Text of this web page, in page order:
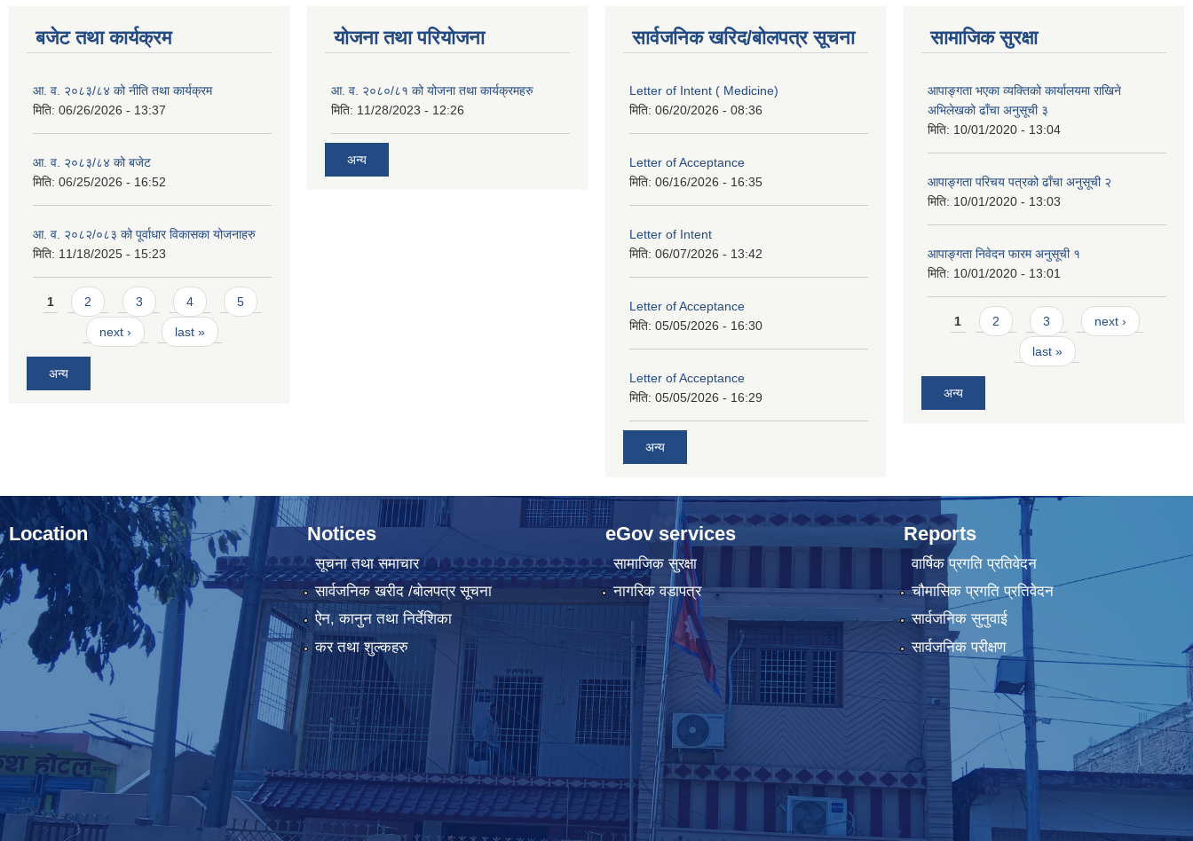
बजेट तथा कार्यक्रम
आ. व. २०८३/८४ को नीति तथा कार्यक्रम
मिति: 06/26/2026 - 13:37
आ. व. २०८३/८४ को बजेट
मिति: 06/25/2026 - 16:52
आ. व. २०८२/०८३ को पूर्वाधार विकासका योजनाहरु
मिति: 11/18/2025 - 15:23
Pages
1 2 3 4 5
next › last »
अन्य
योजना तथा परियोजना
आ. व. २०८०/८१ को योजना तथा कार्यक्रमहरु
मिति: 11/28/2023 - 12:26
अन्य
सार्वजनिक खरिद/बोलपत्र सूचना
Letter of Intent ( Medicine)
मिति: 06/20/2026 - 08:36
Letter of Acceptance
मिति: 06/16/2026 - 16:35
Letter of Intent
मिति: 06/07/2026 - 13:42
Letter of Acceptance
मिति: 05/05/2026 - 16:30
Letter of Acceptance
मिति: 05/05/2026 - 16:29
अन्य
सामाजिक सुरक्षा
आपाङ्गता भएका व्यक्तिको कार्यालयमा राखिने
अभिलेखको ढाँचा अनुसूची ३
मिति: 10/01/2020 - 13:04
आपाङ्गता परिचय पत्रको ढाँचा अनुसूची २
मिति: 10/01/2020 - 13:03
आपाङ्गता निवेदन फारम अनुसूची १
मिति: 10/01/2020 - 13:01
Pages
1 2 3 next ›
last »
अन्य
Location Notices
सूचना तथा समाचार
सार्वजनिक खरीद /बोलपत्र सूचना
ऐन, कानुन तथा निर्देशिका
कर तथा शुल्कहरु
eGov services
सामाजिक सुरक्षा
नागरिक वडापत्र
Reports
वार्षिक प्रगति प्रतिवेदन
चौमासिक प्रगति प्रतिवेदन
सार्वजनिक सुनुवाई
सार्वजनिक परीक्षण